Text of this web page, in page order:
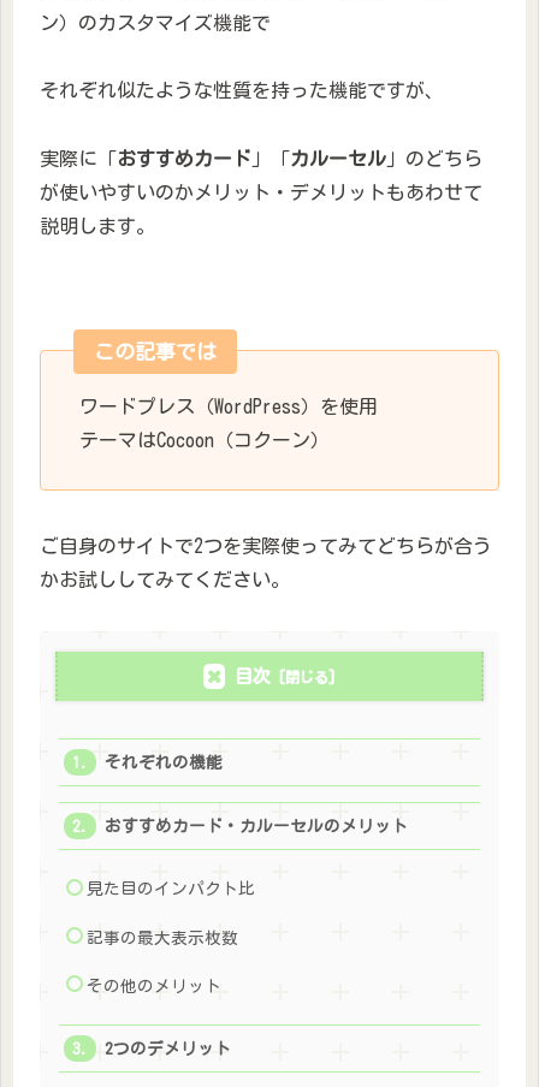
ン）のカスタマイズ機能で
それぞれ似たような性質を持った機能ですが、
実際に「おすすめカード 」「カルーセル 」のどちら
が使いやすいのかメリット・デメリットもあわせて
説明します。
この記事では
ワードプレス（WordPress）を使用
テーマはCocoon（コクーン）
ご自身のサイトで2つを実際使ってみてどちらが合う
かお試ししてみてください。
目次
それぞれの機能
おすすめカード・カルーセルのメリット
見た目のインパクト比
記事の最大表示枚数
その他のメリット
2つのデメリット